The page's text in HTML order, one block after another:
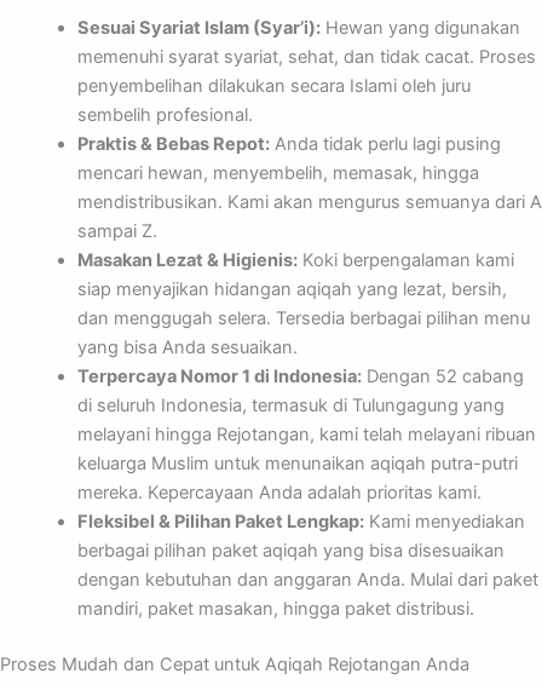
Sesuai Syariat Islam (Syar’i):Hewan yang digunakan
memenuhi syarat syariat, sehat, dan tidak cacat. Proses
penyembelihan dilakukan secara Islami oleh juru
sembelih profesional.
Praktis & Bebas Repot:Anda tidak perlu lagi pusing
mencari hewan, menyembelih, memasak, hingga
mendistribusikan. Kami akan mengurus semuanya dari A
sampai Z.
Masakan Lezat & Higienis:Koki berpengalaman kami
siap menyajikan hidangan aqiqah yang lezat, bersih,
dan menggugah selera. Tersedia berbagai pilihan menu
yang bisa Anda sesuaikan.
Terpercaya Nomor 1 di Indonesia:Dengan 52 cabang
di seluruh Indonesia, termasuk di Tulungagung yang
melayani hingga Rejotangan, kami telah melayani ribuan
keluarga Muslim untuk menunaikan aqiqah putra-putri
mereka. Kepercayaan Anda adalah prioritas kami.
Fleksibel & Pilihan Paket Lengkap:Kami menyediakan
berbagai pilihan paket aqiqah yang bisa disesuaikan
dengan kebutuhan dan anggaran Anda. Mulai dari paket
mandiri, paket masakan, hingga paket distribusi.
Proses Mudah dan Cepat untuk Aqiqah Rejotangan Anda